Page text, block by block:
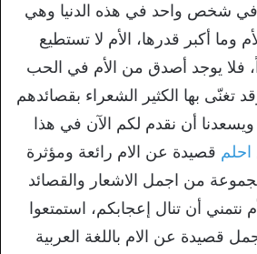
في شخص واحد في هذه الدنيا وهي
وما أكبر قدرها، الأم لا تستطيع
فلا يوجد أصدق من الأم في الحب
تغنّى بها الكثير الشعراء بقصائدهم
أن نقدم لكم الآن في هذا
احلم قصيدة عن الام رائعة ومؤثرة
من اجمل الاشعار والقصائد
نتمني أن تنال إعجابكم، استمتعوا
قصيدة عن الام باللغة العربية